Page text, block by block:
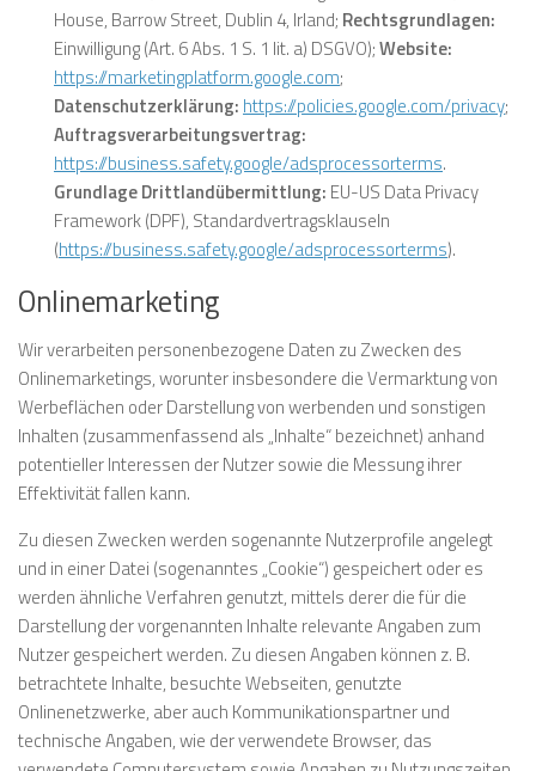
House, Barrow Street, Dublin 4, Irland; Rechtsgrundlagen:
Einwilligung (Art. 6 Abs. 1 S. 1 lit. a) DSGVO);Website:
https://marketingplatform.google.com;
Datenschutzerklärung: https://policies.google.com/privacy;
Auftragsverarbeitungsvertrag:
https://business.safety.google/adsprocessorterms.
Grundlage Drittlandübermittlung: EU-US Data Privacy
Framework (DPF), Standardvertragsklauseln
(https://business.safety.google/adsprocessorterms).
Onlinemarketing
Wir verarbeiten personenbezogene Daten zu Zwecken des
Onlinemarketings, worunter insbesondere die Vermarktung von
Werbeflächen oder Darstellung von werbenden und sonstigen
Inhalten (zusammenfassend als „Inhalte“ bezeichnet) anhand
potentieller Interessen der Nutzer sowie die Messung ihrer
Effektivität fallen kann.
Zu diesen Zwecken werden sogenannte Nutzerprofile angelegt
und in einer Datei (sogenanntes „Cookie“) gespeichert oder es
werden ähnliche Verfahren genutzt, mittels derer die für die
Darstellung der vorgenannten Inhalte relevante Angaben zum
Nutzer gespeichert werden. Zu diesen Angaben können z. B.
betrachtete Inhalte, besuchte Webseiten, genutzte
Onlinenetzwerke, aber auch Kommunikationspartner und
technische Angaben, wie der verwendete Browser, das